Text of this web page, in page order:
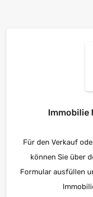
Immobilie
Für den Verkauf
können Sie über
Formular ausfüllen